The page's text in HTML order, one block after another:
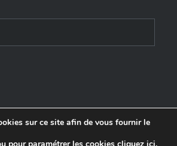
sur ce site afin de vous fournir le